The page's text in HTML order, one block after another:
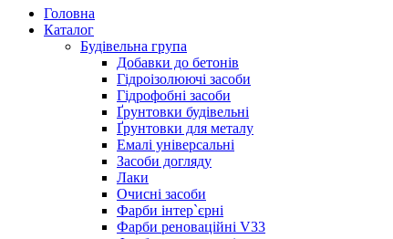
Головна
Каталог
Будівельна група
Добавки до бетонів
Гідроізолюючі засоби
Гідрофобні засоби
Ґрунтовки будівельні
Ґрунтовки для металу
Емалі універсальні
Засоби догляду
Лаки
Очисні засоби
Фарби інтер`єрні
Фарби реноваційні V33